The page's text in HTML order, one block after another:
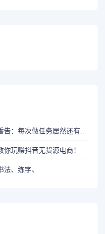
玩赚抖音无货源电商！
、练字、